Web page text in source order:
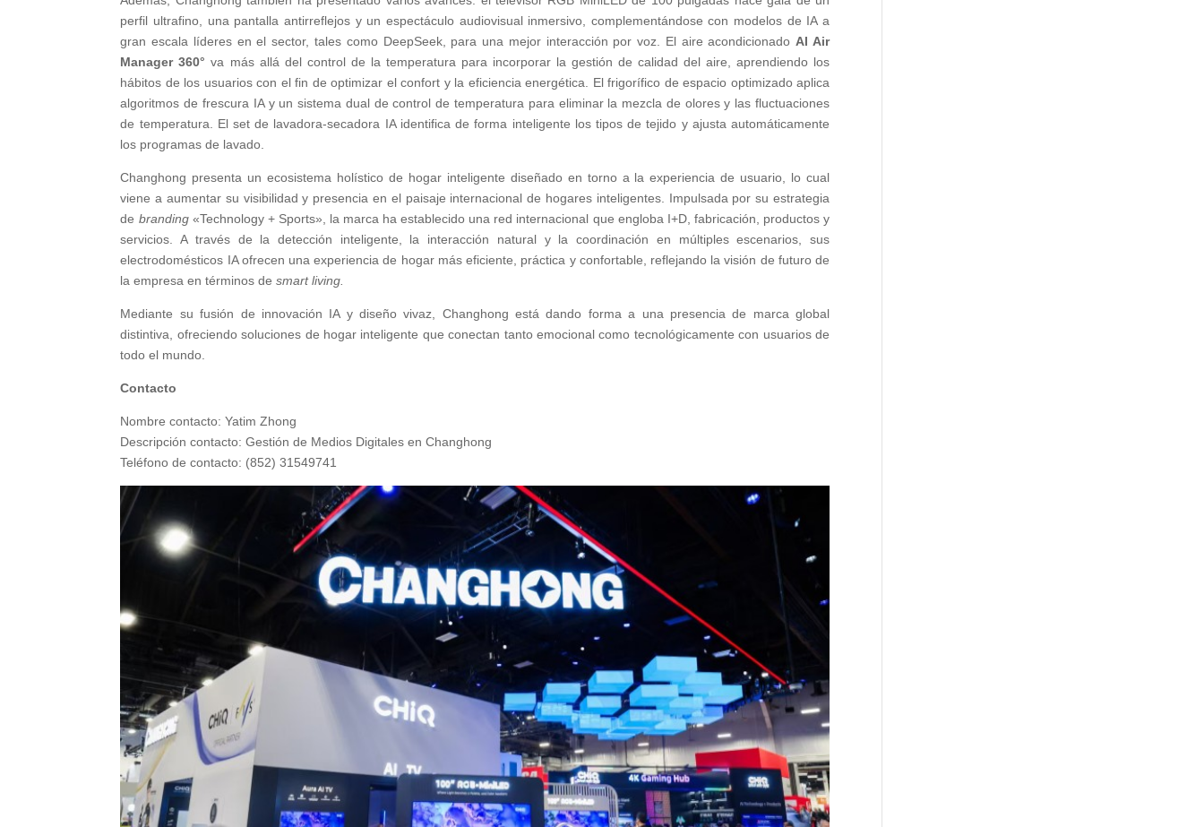
perfil ultrafino, una pantalla antirreflejos y un espectáculo audiovisual inmersivo, complementándose con modelos de IA a
gran escala líderes en el sector, tales como DeepSeek, para una mejor interacción por voz. El aire acondicionado AI Air
Manager 360° va más allá del control de la temperatura para incorporar la gestión de calidad del aire, aprendiendo los
hábitos de los usuarios con el fin de optimizar el confort y la eficiencia energética. El frigorífico de espacio optimizado aplica
algoritmos de frescura IA y un sistema dual de control de temperatura para eliminar la mezcla de olores y las fluctuaciones
de temperatura. El set de lavadora-secadora IA identifica de forma inteligente los tipos de tejido y ajusta automáticamente
los programas de lavado.
Changhong presenta un ecosistema holístico de hogar inteligente diseñado en torno a la experiencia de usuario, lo cual
viene a aumentar su visibilidad y presencia en el paisaje internacional de hogares inteligentes. Impulsada por su estrategia
de branding«Technology + Sports», la marca ha establecido una red internacional que engloba I+D, fabricación, productos y
servicios. A través de la detección inteligente, la interacción natural y la coordinación en múltiples escenarios, sus
electrodomésticos IA ofrecen una experiencia de hogar más eficiente, práctica y confortable, reflejando la visión de futuro de
la empresa en términos desmart living.
Mediante su fusión de innovación IA y diseño vivaz, Changhong está dando forma a una presencia de marca global
distintiva, ofreciendo soluciones de hogar inteligente que conectan tanto emocional como tecnológicamente con usuarios de
todo el mundo.
Contacto
Nombre contacto: Yatim Zhong
Descripción contacto: Gestión de Medios Digitales en Changhong
Teléfono de contacto: (852) 31549741